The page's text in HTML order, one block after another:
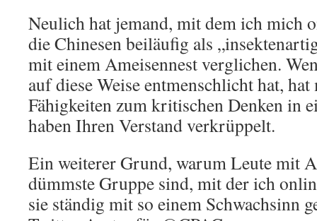
Neulich hat jemand, mit dem ich mich
die Chinesen beiläufig als
mit einem Ameisennest verglichen.
auf diese Weise entmenschlicht hat, hat
Fähigkeiten zum kritischen Denken in
haben Ihren Verstand verkrüppelt.
Ein weiterer Grund, warum Leute mit
dümmste Gruppe sind, mit der ich
sie ständig mit so einem Schwachsinn